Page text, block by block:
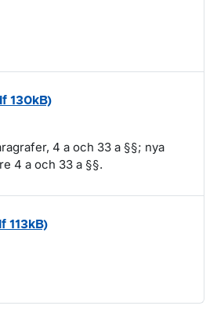
130kB)
4 a och 33 a §§; nya
4 a och 33 a §§.
113kB)